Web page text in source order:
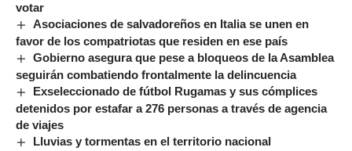
votar
Asociaciones de salvadoreños en Italia se unen en
favor de los compatriotas que residen en ese país
Gobierno asegura que pese a bloqueos de la Asamblea
seguirán combatiendo frontalmente la delincuencia
Exseleccionado de fútbol Rugamas y sus cómplices
detenidos por estafar a 276 personas a través de agencia
de viajes
Lluvias y tormentas en el territorio nacional